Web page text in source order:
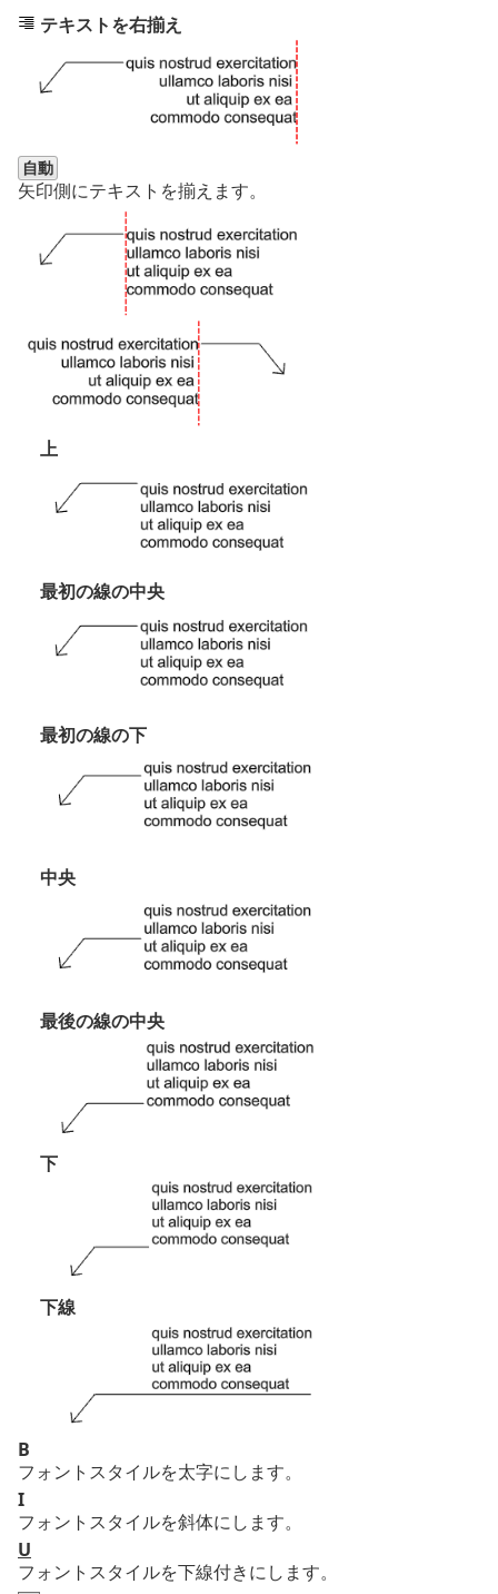
テキストを右揃え
自動
矢印側にテキストを揃えます。
上
最初の線の中央
最初の線の下
中央
最後の線の中央
下
下線
B
フォントスタイルを太字にします。
I
フォントスタイルを斜体にします。
U
フォントスタイルを下線付きにします。